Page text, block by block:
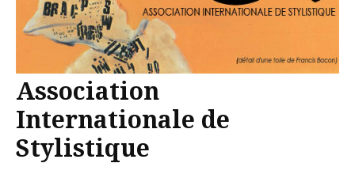
Association
Internationale de
Stylistique